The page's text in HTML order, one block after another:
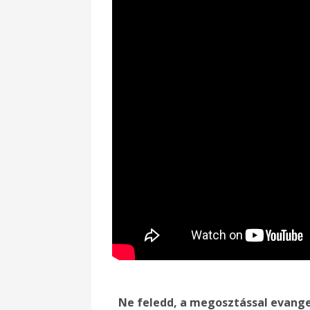
Ne feledd, a megosztással